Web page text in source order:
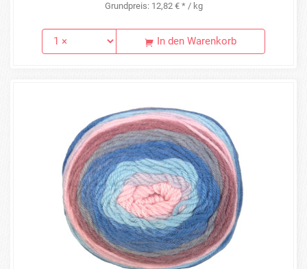
Grundpreis: 12,82 € * / kg
In den Warenkorb